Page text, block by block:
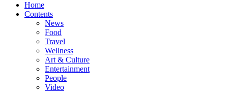
Home
Contents
News
Food
Travel
Wellness
Art & Culture
Entertainment
People
Video